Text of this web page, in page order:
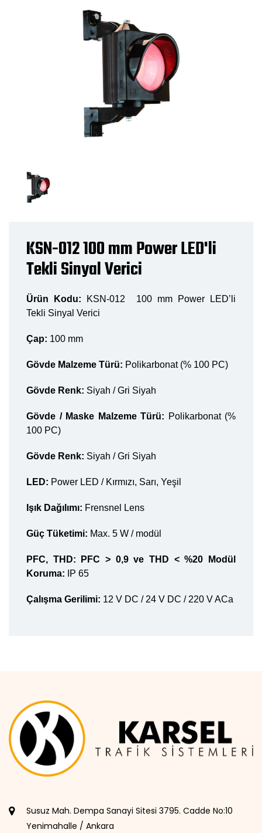
KSN-012 100 mm Power LED'li
Tekli Sinyal Verici
Ürün Kodu:
KSN-012 100 mm Power LED’li
Tekli Sinyal Verici
Çap: 100 mm
Gövde Malzeme Türü: Polikarbonat (% 100 PC)
Gövde Renk: Siyah / Gri Siyah
Gövde / Maske Malzeme Türü: Polikarbonat (%
100 PC)
Gövde Renk: Siyah / Gri Siyah
LED: Power LED / Kırmızı, Sarı, Yeşil
Işık Dağılımı: Frensnel Lens
Güç Tüketimi: Max. 5 W / modül
PFC, THD: PFC ˃ 0,9 ve THD < %20 Modül
Koruma: IP 65
Çalışma Gerilimi: 12 V DC / 24 V DC / 220 V ACa
Susuz Mah. Dempa Sanayi Sitesi 3795. Cadde No:10
Yenimahalle / Ankara